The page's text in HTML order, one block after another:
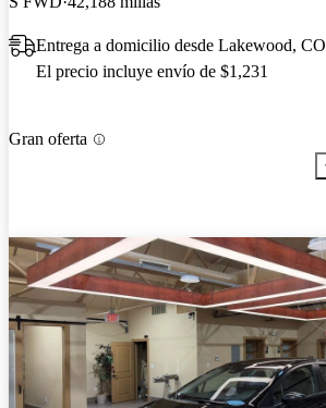
Entrega a domicilio desde Lakewood, CO
El precio incluye envío de $1,231
Gran oferta